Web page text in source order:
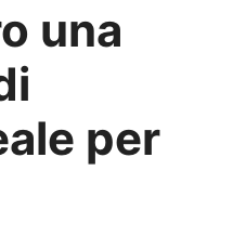
una
per